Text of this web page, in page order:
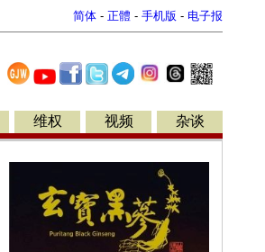
简体 - 正體 - 手机版 - 电子报
维权 视频 杂谈